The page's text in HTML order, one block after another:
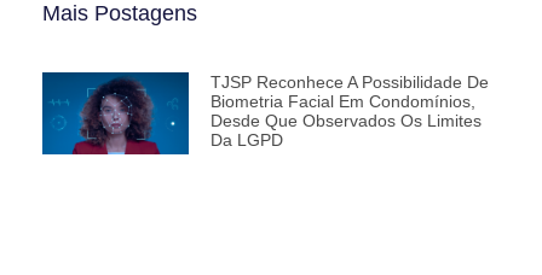
Mais Postagens
TJSP Reconhece A Possibilidade De
Biometria Facial Em Condomínios,
Desde Que Observados Os Limites
Da LGPD